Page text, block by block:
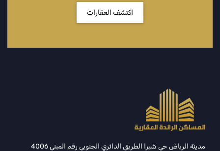
اكتشف العقارات
مدينة الرياض حي شبرا الطريق الدائري الجنوبي رقم المبني 4006